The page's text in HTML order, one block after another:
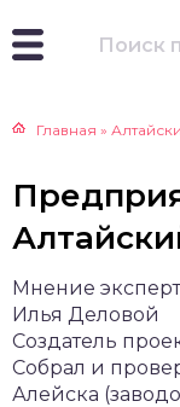
Главная »
Мнение
Илья Деловой
Создатель
Собрал и
Алейска